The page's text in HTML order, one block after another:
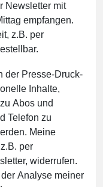
Newsletter mit
empfangen.
z.B. per
der Presse-Druck-
Inhalte,
Abos und
Telefon zu
Meine
per
widerrufen.
Analyse meiner